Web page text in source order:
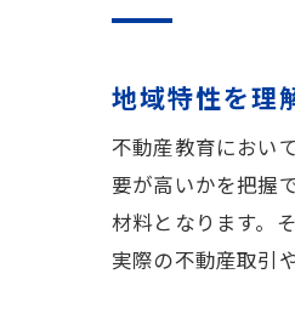
地域特性を理
不動産教育におい
要が高いかを把握
材料となります。
実際の不動産取引